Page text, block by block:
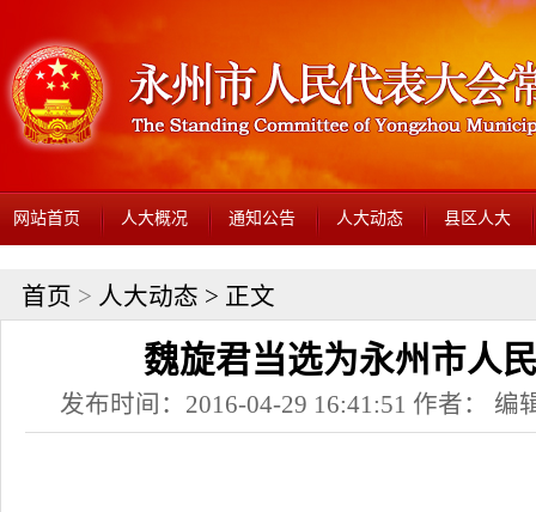
网站首页 人大概况 通知公告 人大动态 县区人大
首页 > 人大动态 > 正文
魏旋君当选为永州市人
发布时间：2016-04-29 16:41:51 作者： 编